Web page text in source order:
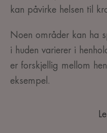
kan påvirke helsen til
Noen områder kan ha
i huden varierer i
er forskjellig mellom
eksempel.